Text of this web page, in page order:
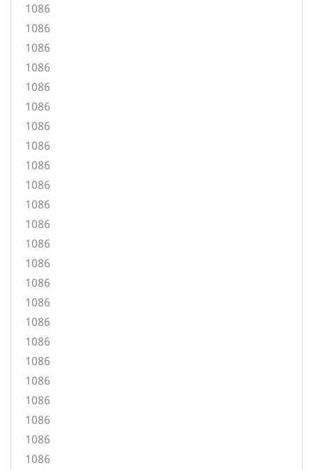
1086
1086
1086
1086
1086
1086
1086
1086
1086
1086
1086
1086
1086
1086
1086
1086
1086
1086
1086
1086
1086
1086
1086
1086